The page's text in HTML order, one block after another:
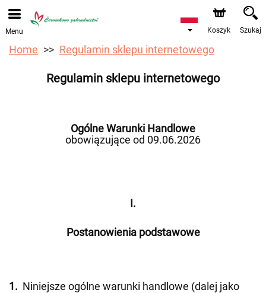
Przyjmujemy zamówienia za pośrednictwem naszego
sklepu internetowego. Najbliższy możliwy termin dostawy
to 12.08.2026 z powodu urlopu.
Menu Koszyk Szukaj
Home Regulamin sklepu internetowego
Regulamin sklepu internetowego
Ogólne Warunki Handlowe
obowiązujące od 09.06.2026
I.
Postanowienia podstawowe
1. Niniejsze ogólne warunki handlowe (dalej jako